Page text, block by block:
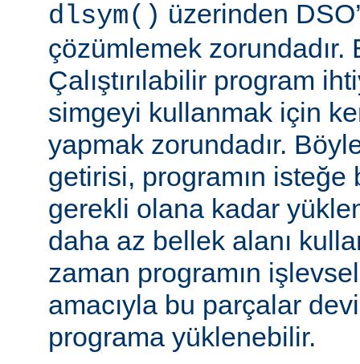
dlsym() üzerinden
çözümlemek
Çalıştırılabilir program
simgeyi kullanmak için
yapmak zorundadır.
getirisi, programın isteğe
gerekli olana kadar
daha az bellek alanı
zaman programın
amacıyla bu parçalar
programa yüklenebilir.